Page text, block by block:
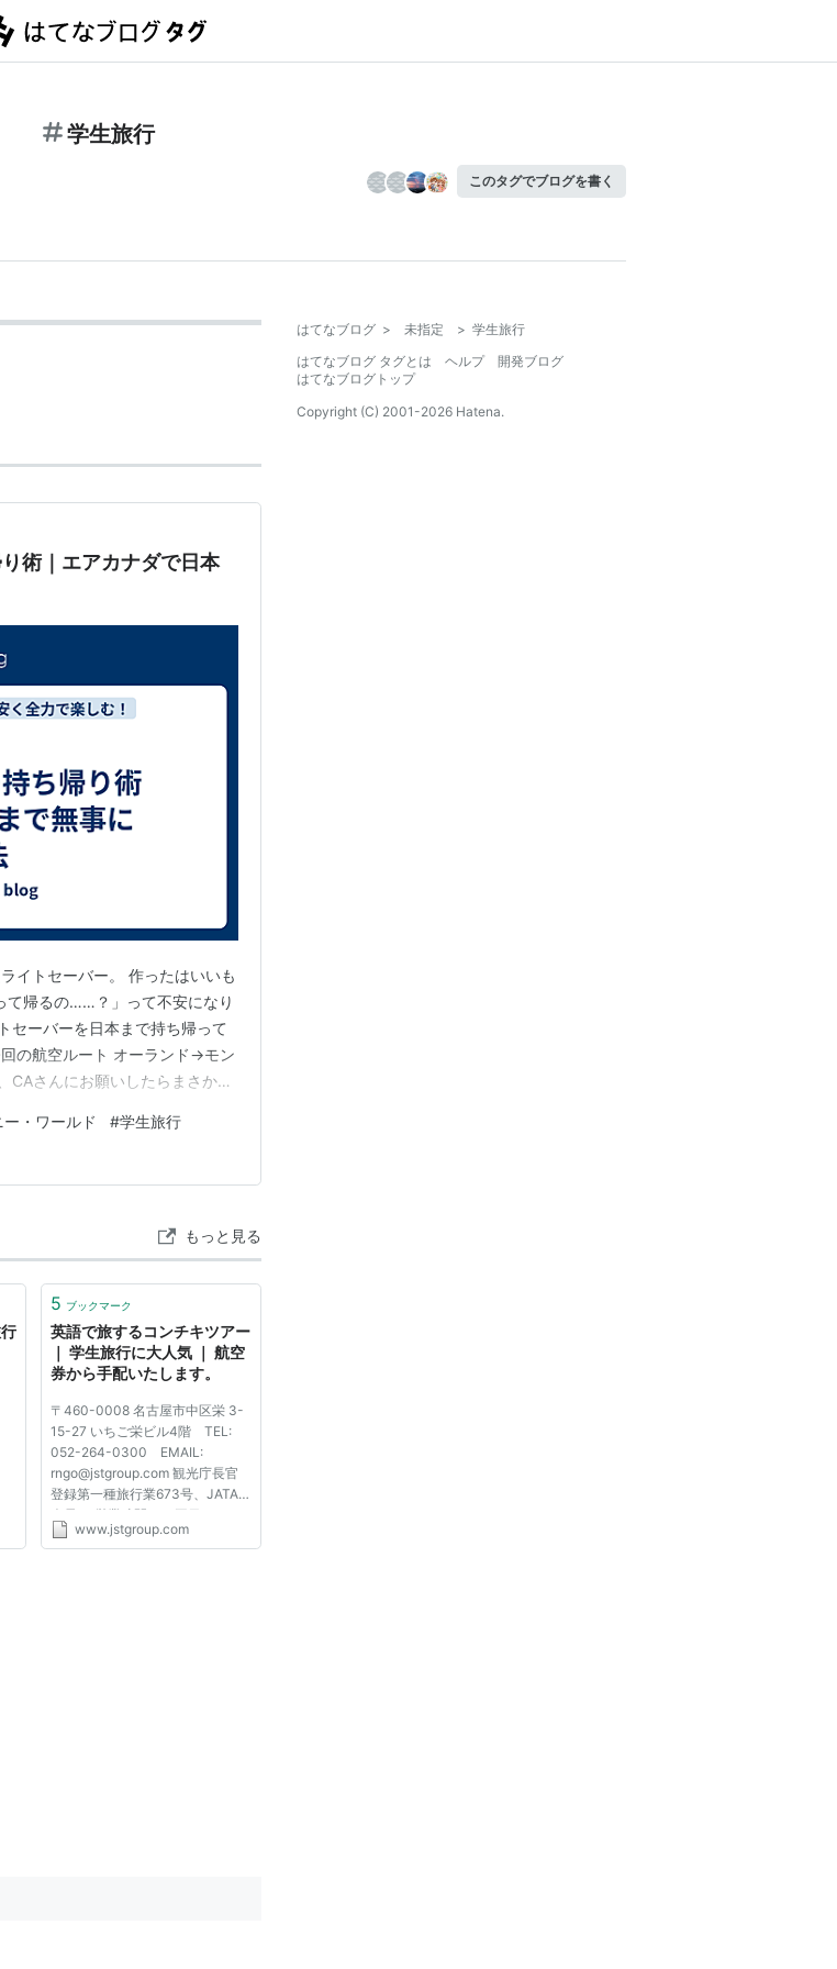
学生旅行
このタグでブログを書く
術｜エアカナダで日本
イトセーバー。 作ったはいいも
て帰るの……？」って不安になり
セーバーを日本まで持ち帰って
の航空ルート オーランド→モン
CAさんにお願いしたらまさかの
用したのはエアカナダのエコノ
・ワールド #学生旅行
もっと見る
5 ブックマーク
英語で旅するコンチキツアー
｜ 学生旅行に大人気 ｜ 航空
券から手配いたします。
〒460-0008 名古屋市中区栄 3-
15-27 いちご栄ビル4階 TEL:
052-264-0300 EMAIL:
rngo@jstgroup.com 観光庁長官
登録第一種旅行業673号、JATA
会員 ≪営業時間≫ 平日：
10:00 - 19:00、土・日・祝日：
www.jstgroup.com
はてなブログ > 未指定 > 学生旅行
はてなブログ タグとは
ヘルプ
開発ブログ
はてなブログトップ
Copyright (C) 2001-2026 Hatena.